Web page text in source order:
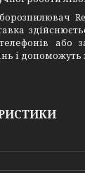
або
і